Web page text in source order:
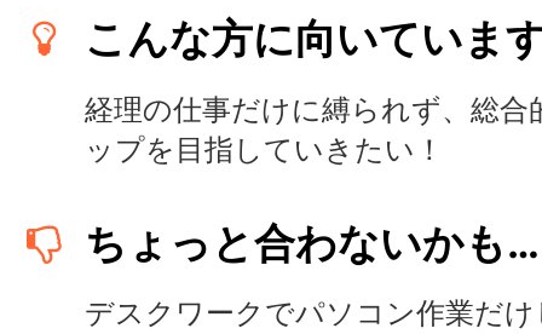
こんな方に向いていま
経理の仕事だけに縛られず、総
ップを目指していきたい！
ちょっと合わないかも…
デスクワークでパソコン作業だ